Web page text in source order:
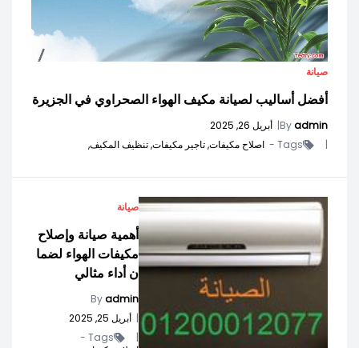
صيانة
أفضل أساليب لصيانة مكيف الهواء الصحراوي في الجزيرة
Byadmin
| أبريل 26, 2025
|
Tags - اصلاح مكيفات,تاجير مكيفات,تنظيف المكيف,
صيانة
أهمية صيانة وإصلاح
مكيفات الهواء لضما
ن أداء مثالي
Byadmin
| أبريل 25, 2025
|
Tags -